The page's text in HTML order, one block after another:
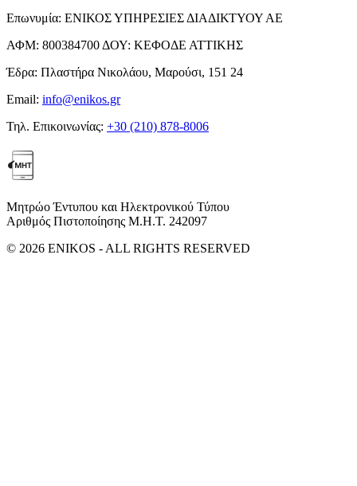
Επωνυμία: ΕΝΙΚΟΣ ΥΠΗΡΕΣΙΕΣ ΔΙΑΔΙΚΤΥΟΥ ΑΕ
ΑΦΜ: 800384700 ΔΟΥ: ΚΕΦΟΔΕ ΑΤΤΙΚΗΣ
Έδρα: Πλαστήρα Νικολάου, Μαρούσι, 151 24
Email: info@enikos.gr
Τηλ. Επικοινωνίας: +30 (210) 878-8006
Μητρώο Έντυπου και Ηλεκτρονικού Τύπου
Αριθμός Πιστοποίησης Μ.Η.Τ. 242097
© 2026 ENIKOS - ALL RIGHTS RESERVED